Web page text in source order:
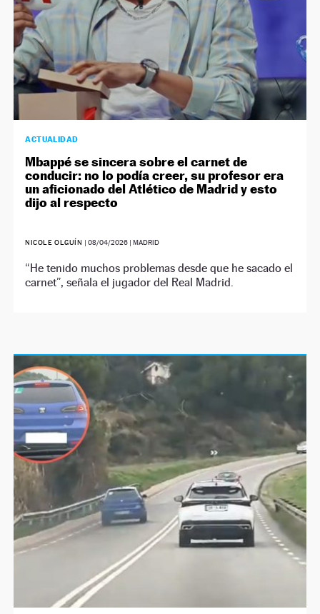
ACTUALIDAD
Mbappé se sincera sobre el carnet de
conducir: no lo podía creer, su profesor era
un aficionado del Atlético de Madrid y esto
dijo al respecto
NICOLE OLGUÍN | 08/04/2026| MADRID
“He tenido muchos problemas desde que he sacado el
carnet”, señala el jugador del Real Madrid.